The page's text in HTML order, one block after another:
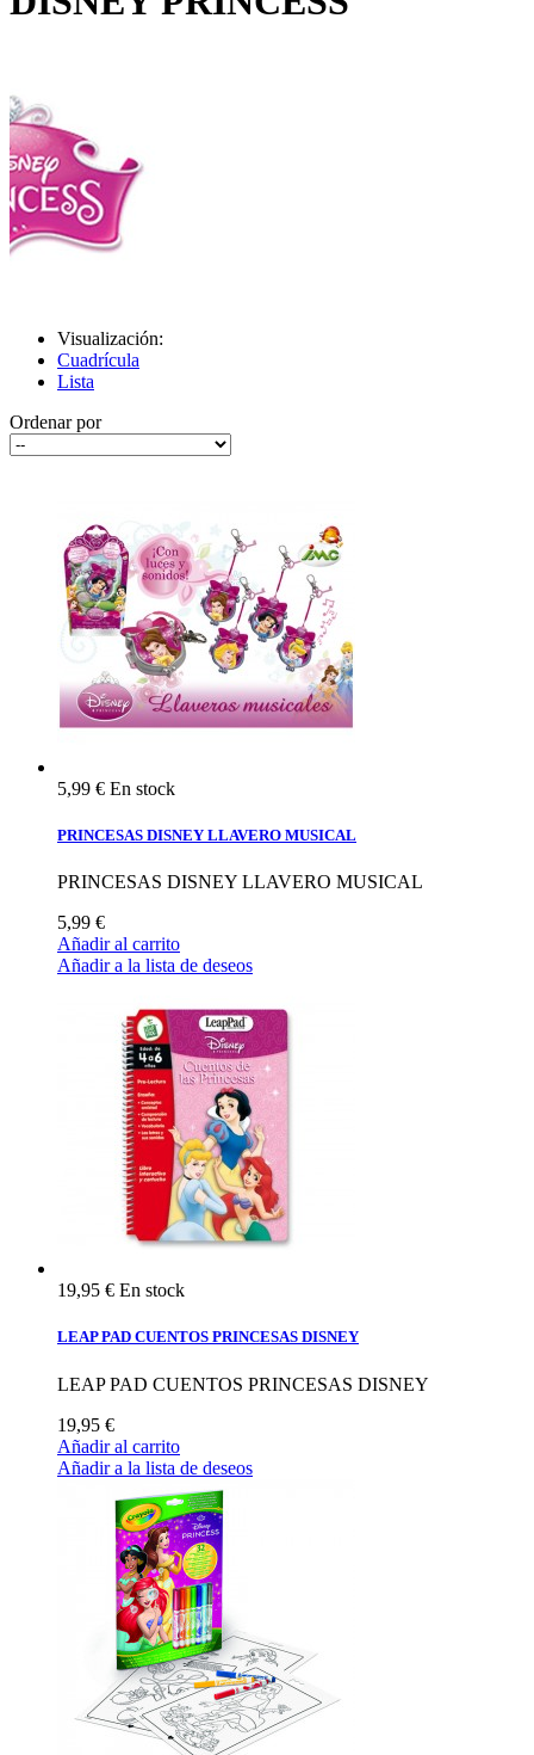
Visualización:
Cuadrícula
Lista
Ordenar por
5,99 € En stock
PRINCESAS DISNEY LLAVERO MUSICAL
PRINCESAS DISNEY LLAVERO MUSICAL
5,99 €
Añadir al carrito
Añadir a la lista de deseos
19,95 € En stock
LEAP PAD CUENTOS PRINCESAS DISNEY
LEAP PAD CUENTOS PRINCESAS DISNEY
19,95 €
Añadir al carrito
Añadir a la lista de deseos